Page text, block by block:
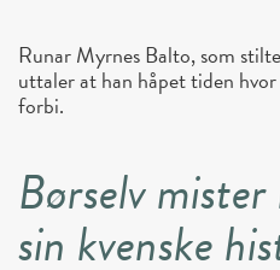
Runar Myrnes Balto, som
uttaler at han håpet tiden
forbi.
Børselv
sin kvenske